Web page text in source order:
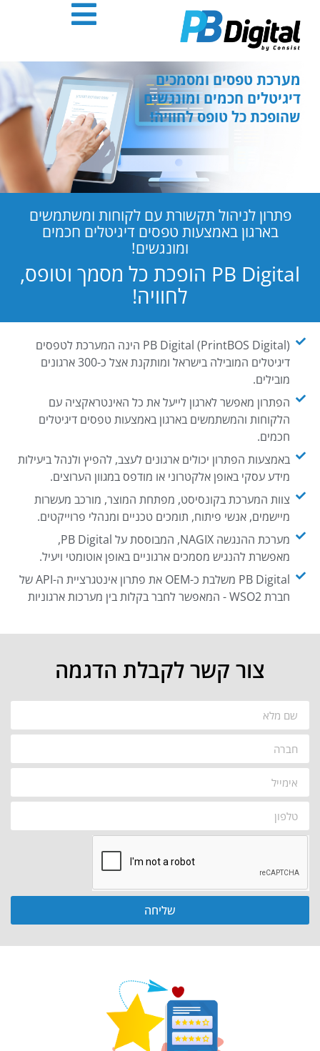
אנטר
מערכת טפסים ומסמכים
דיגיטלים חכמים ומונגשים
שהופכת כל טופס לחוויה!
פתרון לניהול תקשורת עם לקוחות ומשתמשים
בארגון באמצעות טפסים דיגיטלים חכמים
ומונגשים!
PB Digital הופכת כל מסמך וטופס,
לחוויה!
PB Digital (PrintBOS Digital) הינה המערכת לטפסים
דיגיטלים המובילה בישראל ומותקנת אצל כ-300 ארגונים
מובילים.
הפתרון מאפשר לארגון לייעל את כל האינטראקציה עם
הלקוחות והמשתמשים בארגון באמצעות טפסים דיגיטלים
חכמים.
באמצעות הפתרון יכולים ארגונים לעצב, להפיץ ולנהל ביעילות
מידע עסקי באופן אלקטרוני או מודפס במגוון הערוצים.
צוות המערכת בקונסיסט, מפתחת המוצר, מורכב מעשרות
מיישמים, אנשי פיתוח, תומכים טכניים ומנהלי פרוייקטים.
מערכת ההנגשה NAGIX, המבוססת על PB Digital,
מאפשרת להנגיש מסמכים ארגוניים באופן אוטומטי ויעיל.
PB Digital משלבת כ-OEM את פתרון אינטגרציית ה-API של
חברת WSO2 - המאפשר לחבר בקלות בין מערכות ארגוניות
צור קשר לקבלת הדגמה
שליחה